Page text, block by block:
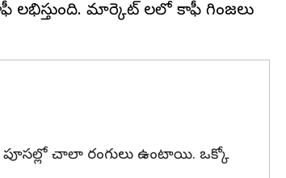
లభిస్తుంది. మార్కెట్ లలో కాఫీ గింజలు
పూసల్లో చాలా రంగులు ఉంటాయి. ఒక్కో